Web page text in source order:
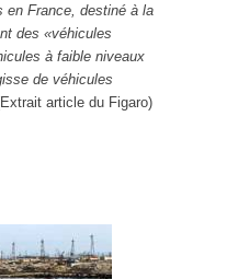
en France, destiné à la
des «véhicules
à faible niveaux
de véhicules
article du Figaro)